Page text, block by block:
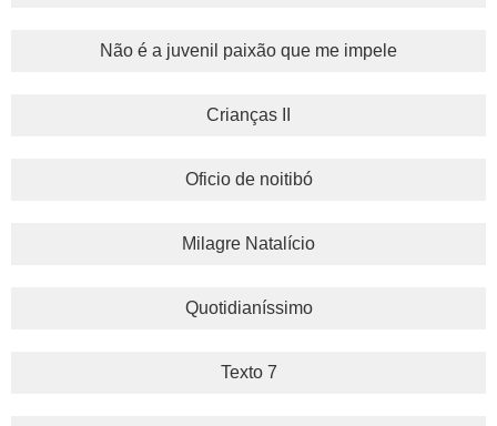
Não é a juvenil paixão que me impele
Crianças II
Oficio de noitibó
Milagre Natalício
Quotidianíssimo
Texto 7